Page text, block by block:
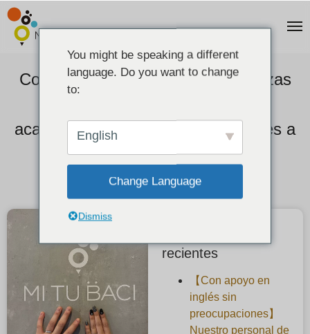
Comentarios de los clientes] Alianzas
acabados, fabricadas con materiales a
juego.
2022-09-18
recientes
【Con apoyo en
inglés sin
preocupaciones】
Nuestro personal de
You might be speaking a different
language. Do you want to change
to:
English
Change Language
Dismiss